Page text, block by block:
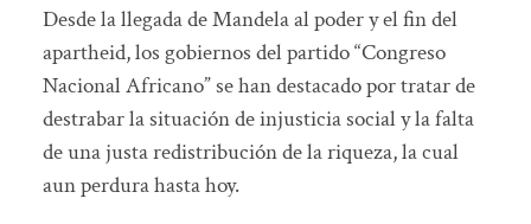
Desde la llegada de Mandela al poder y el fin del
apartheid, los gobiernos del partido “Congreso
Nacional Africano” se han destacado por tratar de
destrabar la situación de injusticia social y la falta
de una justa redistribución de la riqueza, la cual
aun perdura hasta hoy.